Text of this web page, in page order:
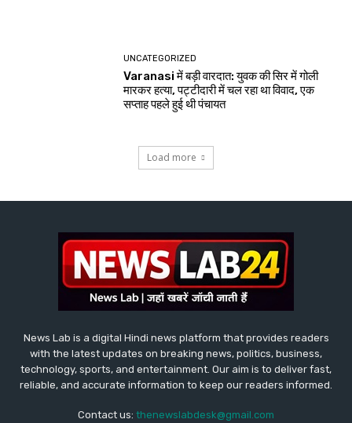
UNCATEGORIZED
Varanasi में बड़ी वारदात: युवक की सिर में गोली
मारकर हत्या, पट्टीदारी में चल रहा था विवाद, एक
सप्ताह पहले हुई थी पंचायत
Load more
News Lab is a digital Hindi news platform that provides readers
with the latest updates on breaking news, politics, business,
technology, sports, and entertainment. Our aim is to deliver fast,
reliable, and accurate information to keep our readers informed.
Contact us: thenewslabdesk@gmail.com